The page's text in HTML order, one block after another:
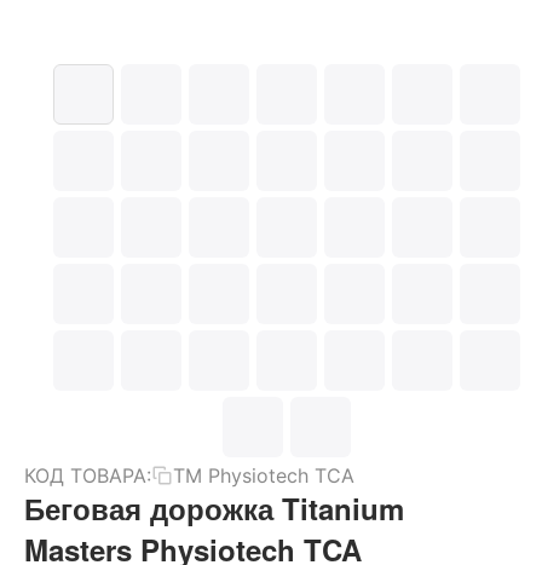
КОД ТОВАРА: TM Physiotech TCA
Беговая дорожка Titanium
Masters Physiotech TCA